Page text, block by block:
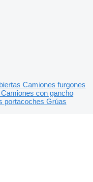
Camiones furgones
Camiones con gancho
portacoches Grúas